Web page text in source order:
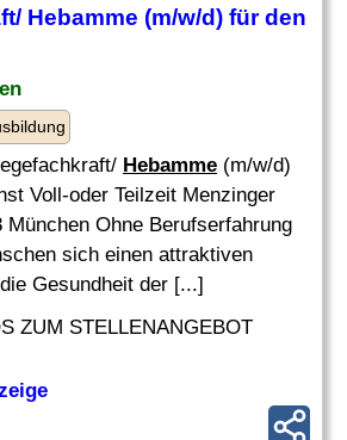
Hebamme (m/w/d) für den
Hebamme (m/w/d)
Voll-oder Teilzeit Menzinger
München Ohne Berufserfahrung
sich einen attraktiven
Gesundheit der [...]
ZUM STELLENANGEBOT